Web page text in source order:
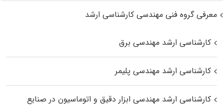
معرفی گروه فنی مهندسی کارشناسی ارشد
کارشناسی ارشد مهندسی برق
کارشناسی ارشد مهندسی پلیمر
کارشناسی ارشد مهندسی ابزار دقیق و اتوماسیون در صنایع